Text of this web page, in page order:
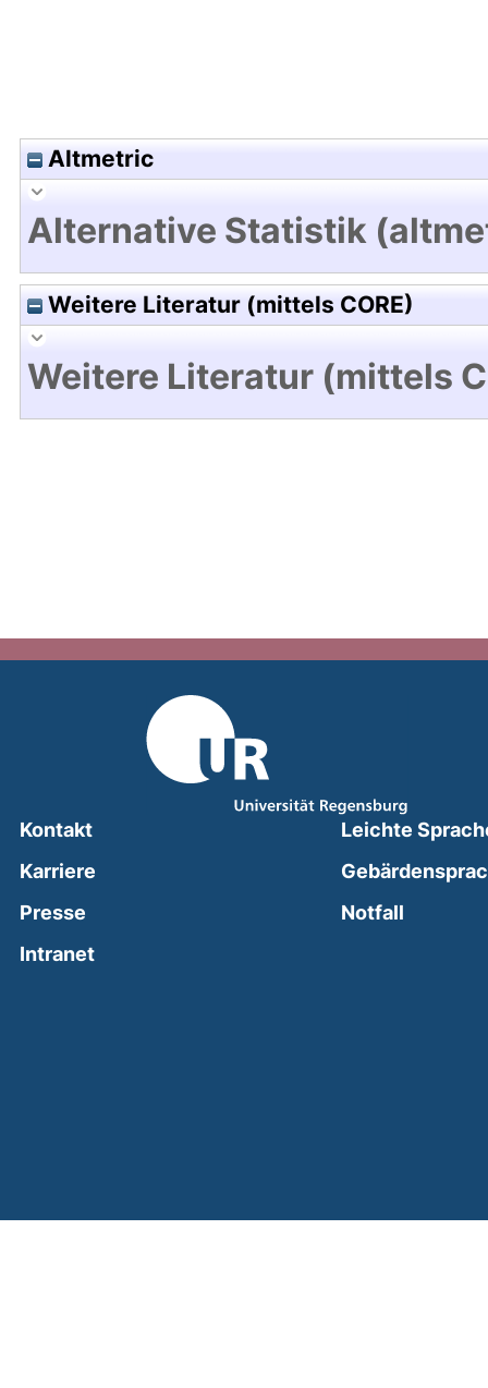
Altmetric
Alternative Statistik
Weitere Literatur (mittels CORE)
Weitere Literatur (mittels
Kontakt
Karriere
Presse
Intranet(external link, opens in a new window)
Leichte
Notfall